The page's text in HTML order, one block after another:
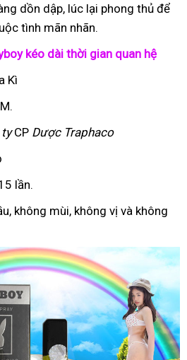
dồn dập, lúc lại phong thủ để
tình mãn nhãn.
kéo dài thời gian quan hệ
Kì
tyCP Dược Traphaco
lần.
không mùi, không vị và không